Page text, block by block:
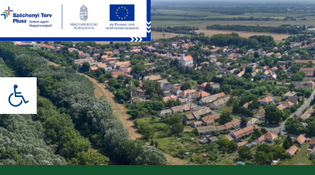
Skip
to
content
Eszköztár megnyitása